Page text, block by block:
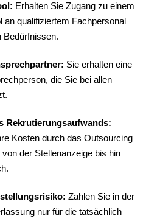
Erhalten Sie Zugang zu einem
an qualifiziertem Fachpersonal
Bedürfnissen.
Sie erhalten eine
die Sie bei allen
Rekrutierungsaufwands:
Kosten durch das Outsourcing
der Stellenanzeige bis hin
Zahlen Sie in der
nur für die tatsächlich